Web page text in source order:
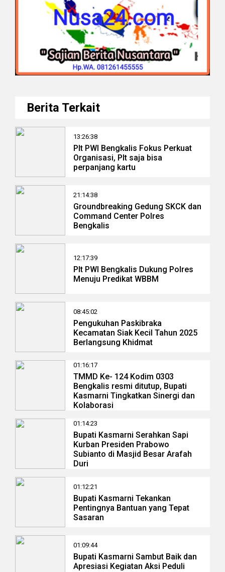
Berita Terkait
13:26:38
Plt PWI Bengkalis Fokus Perkuat
Organisasi, Plt saja bisa
perpanjang kartu
21:14:38
Groundbreaking Gedung SKCK dan
Command Center Polres
Bengkalis
12:17:39
Plt PWI Bengkalis Dukung Polres
Menuju Predikat WBBM
08:45:02
Pengukuhan Paskibraka
Kecamatan Siak Kecil Tahun 2025
Berlangsung Khidmat
01:16:17
TMMD Ke- 124 Kodim 0303
Bengkalis resmi ditutup, Bupati
Kasmarni Tingkatkan Sinergi dan
Kolaborasi
01:14:23
Bupati Kasmarni Serahkan Sapi
Kurban Presiden Prabowo
Subianto di Masjid Besar Arafah
Duri
01:12:21
Bupati Kasmarni Tekankan
Pentingnya Bantuan yang Tepat
Sasaran
01:09:44
Bupati Kasmarni Sambut Baik dan
Apresiasi Kegiatan Aksi Peduli